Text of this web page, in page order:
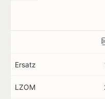
Ersatz
LZOM